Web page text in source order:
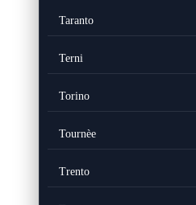
Taranto
Terni
Torino
Tournèe
Trento